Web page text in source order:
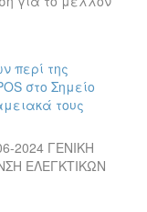
περί της
στο Σημείο
τους
2024 ΓΕΝΙΚΗ
ΕΛΕΓΚΤΙΚΩΝ